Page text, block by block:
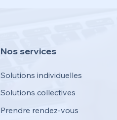
Nos services
Solutions individuelles
Solutions collectives
Prendre rendez-vous